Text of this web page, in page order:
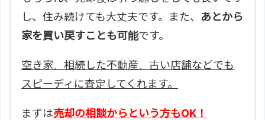
し、住み続けても大丈夫です。また、 あとから
家を買い戻すことも可能です。
空き家、相続した不動産、古い店舗などでも
スピーディに査定してくれます。
まずは売却の相談からという方もOK！